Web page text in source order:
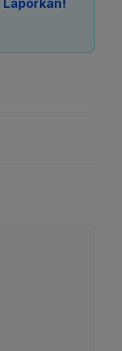
Laporkan!